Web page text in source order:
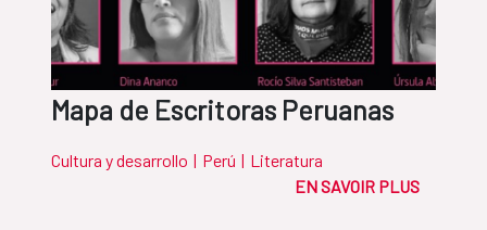
Mapa de Escritoras Peruanas
Cultura y desarrollo | Perú | Literatura
EN SAVOIR PLUS